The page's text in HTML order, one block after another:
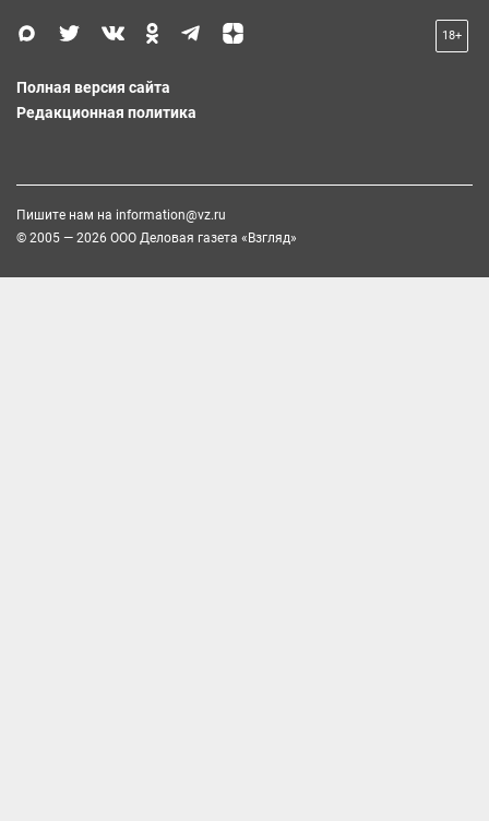
18+
Полная версия сайта
Редакционная политика
Пишите нам на information@vz.ru
© 2005 — 2026 ООО Деловая газета «Взгляд»